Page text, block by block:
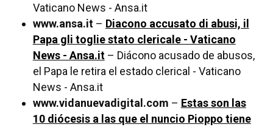
Vaticano News - Ansa.it
www.ansa.it– Diacono accusato di abusi, il
Papa gli toglie stato clericale - Vaticano
News - Ansa.it– Diácono acusado de abusos,
el Papa le retira el estado clerical - Vaticano
News - Ansa.it
www.vidanuevadigital.com – Estas son las
10 diócesis a las que el nuncio Pioppo tiene